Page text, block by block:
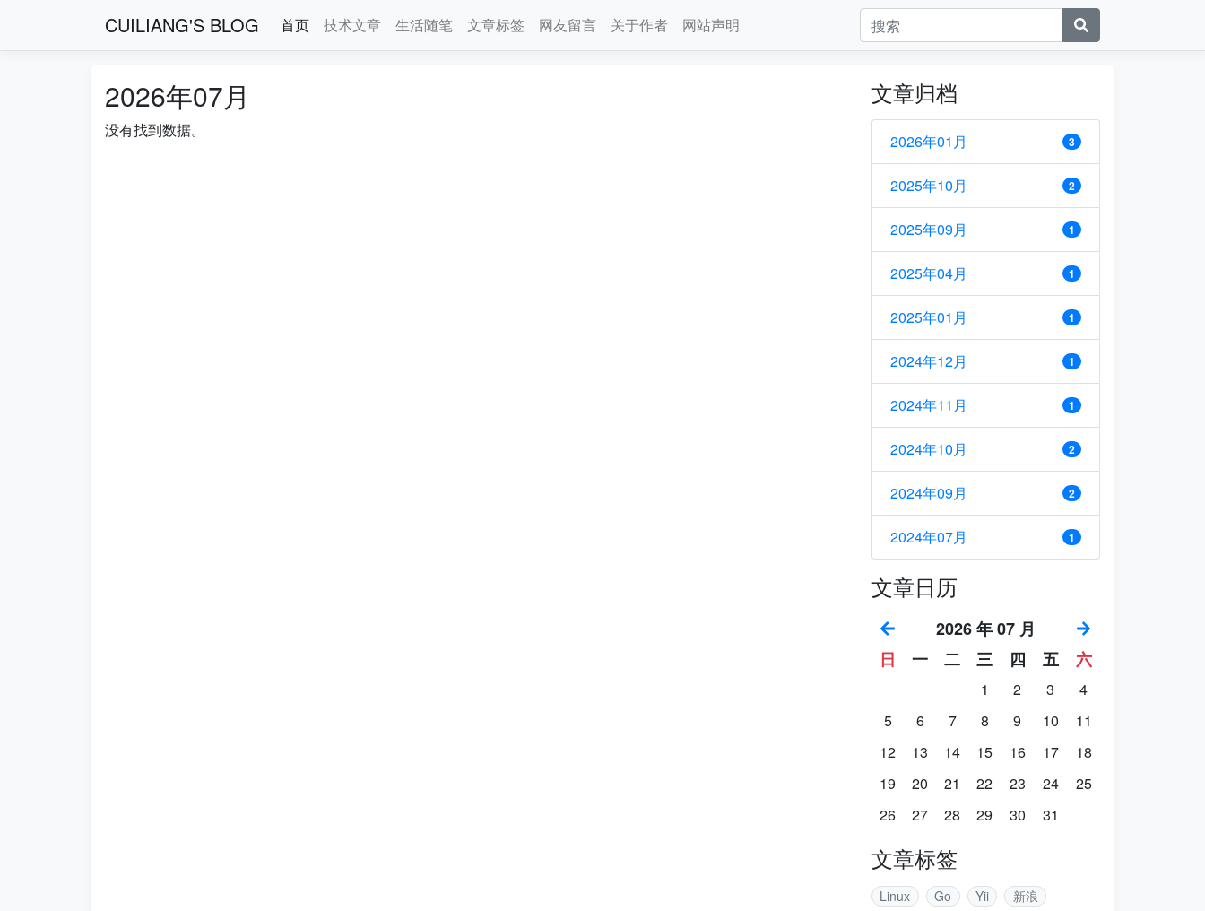
CUILIANG'S BLOG 首页 技术文章 生活随笔 文章标签 网友留言 关于作者 网站声明
2026年07月
没有找到数据。
文章归档
2026年01月 3
2025年10月 2
2025年09月 1
2025年04月 1
2025年01月 1
2024年12月 1
2024年11月 1
2024年10月 2
2024年09月 2
2024年07月 1
文章日历
2026 年 07 月
日
一 二 三 四 五 六
1 2 3
4
5
6 7 8 9 10
11
12
13 14 15 16 17
18
19
20 21 22 23 24
25
26
27 28 29 30 31
文章标签
Linux Go Yii
新浪